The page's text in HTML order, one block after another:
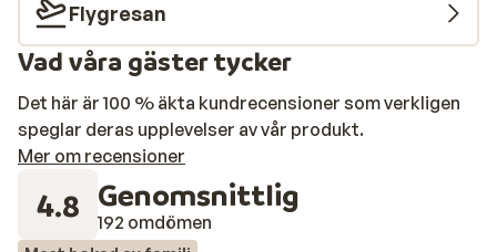
Flygresan
Vad våra gäster tycker
Det här är 100 % äkta kundrecensioner som verkligen
speglar deras upplevelser av vår produkt.
Mer om recensioner
4.8 Genomsnittlig
192 omdömen